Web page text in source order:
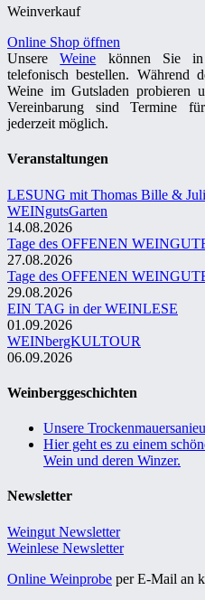
Weinverkauf
Online Shop öffnen
UnsereWeine können Sie in
telefonisch bestellen. Während
Weine im Gutsladen probieren
Vereinbarung sind Termine
jederzeit möglich.
Veranstaltungen
LESUNG mit Thomas Bille &
WEINgutsGarten
14.08.2026
Tage des OFFENEN
27.08.2026
Tage des OFFENEN
29.08.2026
EIN TAG in der WEINLESE
01.09.2026
WEINbergKULTOUR
06.09.2026
Weinberggeschichten
Unsere
Hier geht es zu einem
Wein und deren Winzer.
Newsletter
Weingut Newsletter
Weinlese Newsletter
Online Weinprobe per E-Mail an